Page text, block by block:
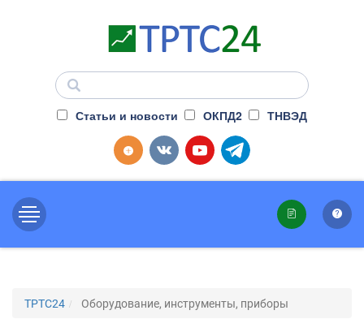
Статьи и новости ОКПД2 ТНВЭД
ТРТС24 Оборудование, инструменты, приборы